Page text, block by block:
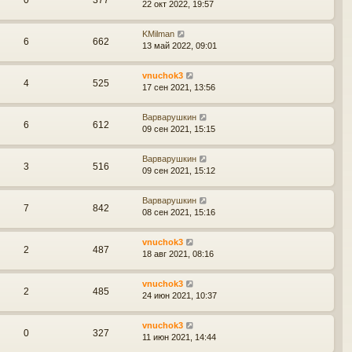
22 окт 2022, 19:57
6 662
KMilman
13 май 2022, 09:01
4 525
vnuchok3
17 сен 2021, 13:56
6 612
Варварушкин
09 сен 2021, 15:15
3 516
Варварушкин
09 сен 2021, 15:12
7 842
Варварушкин
08 сен 2021, 15:16
2 487
vnuchok3
18 авг 2021, 08:16
2 485
vnuchok3
24 июн 2021, 10:37
0 327
vnuchok3
11 июн 2021, 14:44